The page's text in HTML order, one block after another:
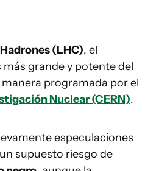
(LHC), el
grande y potente del
programada por el
Nuclear (CERN).
especulaciones
supuesto riesgo de